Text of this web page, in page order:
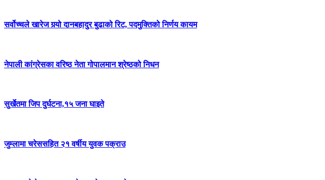
सर्वोच्चले खारेज गर्‍यो दानबहादुर बुढाको रिट, पदमुक्तिको निर्णय कायम
नेपाली कांग्रेसका वरिष्ठ नेता गोपालमान श्रेष्ठको निधन
सुर्खेतमा जिप दुर्घटना,१५ जना घाइते
जुम्लामा चरेससहित २१ वर्षीय युवक पक्राउ